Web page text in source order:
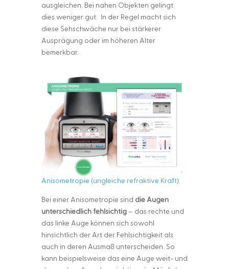
ausgleichen. Bei nahen Objekten gelingt
dies weniger gut. In der Regel macht sich
diese Sehschwäche nur bei stärkerer
Ausprägung oder im höheren Alter
bemerkbar.
Anisometropie (ungleiche refraktive Kraft)
Bei einer Anisometropie sind die Augen
unterschiedlich fehlsichtig– das rechte und
das linke Auge können sich sowohl
hinsichtlich der Art der Fehlsichtigkeit als
auch in deren Ausmaß unterscheiden. So
kann beispielsweise das eine Auge weit- und